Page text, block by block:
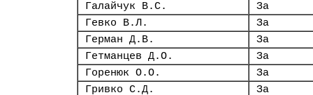
Галайчук В.С.
За
Гевко В.Л.
За
Герман Д.В.
За
Гетманцев Д.О.
За
Горенюк О.О.
За
Гривко С.Д.
За